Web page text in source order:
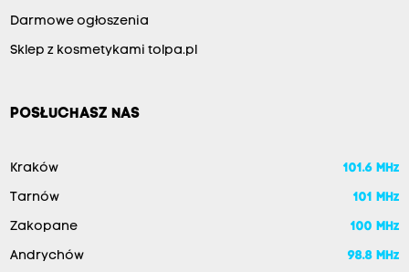
Darmowe ogłoszenia
Sklep z kosmetykami tolpa.pl
POSŁUCHASZ NAS
Kraków 101.6 MHz
Tarnów 101 MHz
Zakopane 100 MHz
Andrychów 98.8 MHz